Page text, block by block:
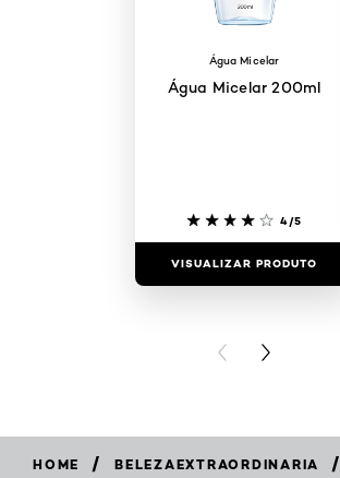
Água Micelar
Água Micelar 200ml
4/5
VISUALIZAR PRODUTO
PREVIOUS CARD
NEXT CARD
HOME / BELEZAEXTRAORDINARIA /